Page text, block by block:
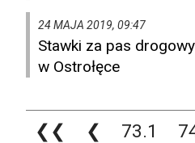
24 MAJA 2019, 09:47
Stawki za pas
w Ostrołęce
❮❮ ❮ 73.1